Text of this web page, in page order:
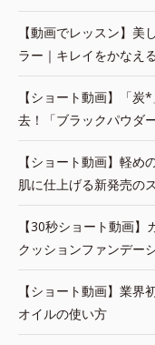
【動画でレッスン】美
ラー｜キレイをかなえ
【ショート動画】「
去！「ブラックパウダ
【ショート動画】軽
肌に仕上げる新発売の
【30秒ショート動画
クッションファンデー
【ショート動画】業
オイルの使い方